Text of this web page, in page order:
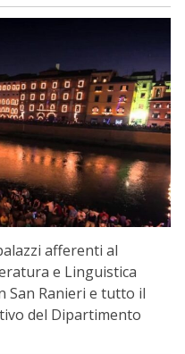
afferenti al
e Linguistica
San Ranieri e tutto il
del Dipartimento